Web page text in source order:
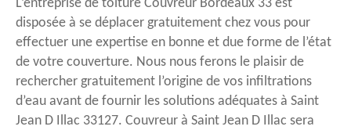
L’entreprise de toiture Couvreur Bordeaux 33 est
disposée à se déplacer gratuitement chez vous pour
effectuer une expertise en bonne et due forme de l’état
de votre couverture. Nous nous ferons le plaisir de
rechercher gratuitement l’origine de vos infiltrations
d’eau avant de fournir les solutions adéquates à Saint
Jean D Illac 33127. Couvreur à Saint Jean D Illac sera